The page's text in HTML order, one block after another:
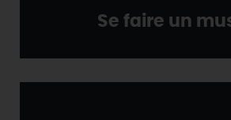
Se faire un